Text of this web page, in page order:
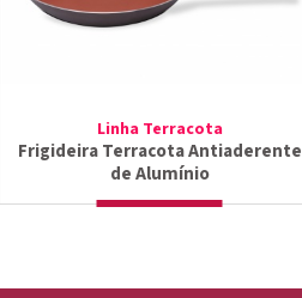
Linha Terracota
Frigideira Terracota Antiaderente
de Alumínio